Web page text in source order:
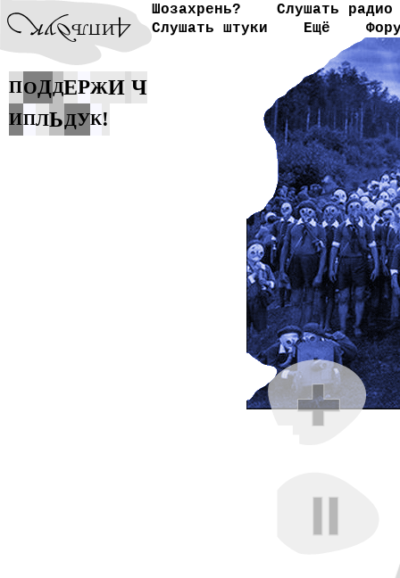
Шозахрень?
Слушать радио
Слушать штуки
Ещё
ПОДДЕРЖИ Ч
ИПЛЬДУК!